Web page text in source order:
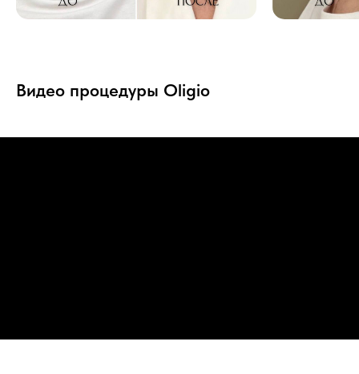
Видео процедуры Oligio
пн-пт 09:00 - 18:00
сб 09:00 - 14:00
СЕРТИФИКАТЫ